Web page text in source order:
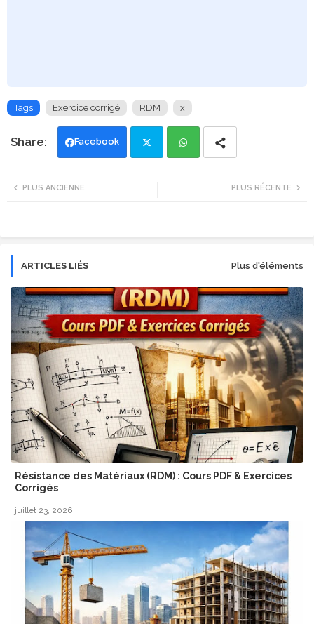
Tags Exercice corrigé RDM x
Facebook
PLUS RÉCENTE
PLUS ANCIENNE
ARTICLES LIÉS Plus d'éléments
Résistance des Matériaux (RDM) : Cours PDF & Exercices
Corrigés
juillet 23, 2026